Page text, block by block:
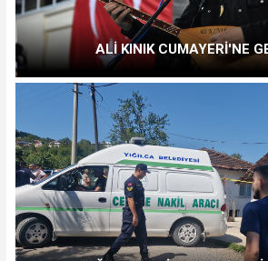
ALİ KINIK CUMAYERİ'NE